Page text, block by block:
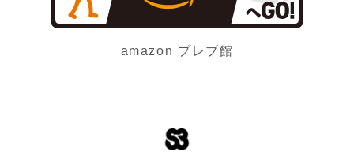
amazon プレブ館